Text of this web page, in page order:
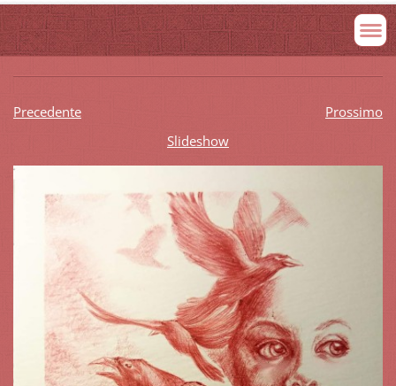
Precedente
Prossimo
Slideshow